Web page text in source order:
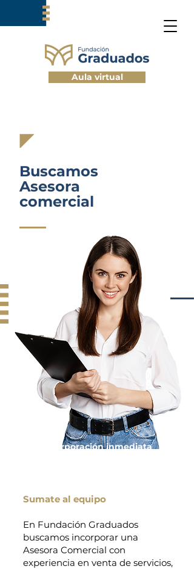
Aula virtual
Buscamos
Asesora
comercial
Incorporación inmediata
Sumate al equipo
En Fundación Graduados
buscamos incorporar una
Asesora Comercial con
experiencia en venta de servicios,